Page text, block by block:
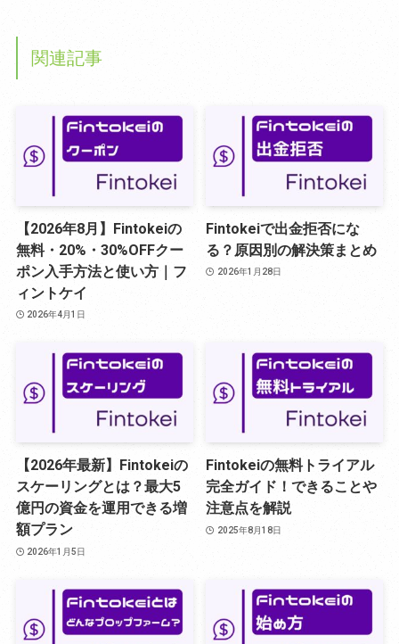
関連記事
【2026年8月】Fintokeiの
無料・20%・30%OFFクー
ポン入手方法と使い方｜フ
ィントケイ
2026年4月1日
Fintokeiで出金拒否にな
る？原因別の解決策まとめ
2026年1月28日
【2026年最新】Fintokeiの
スケーリングとは？最大5
億円の資金を運用できる増
額プラン
2026年1月5日
Fintokeiの無料トライアル
完全ガイド！できることや
注意点を解説
2025年8月18日